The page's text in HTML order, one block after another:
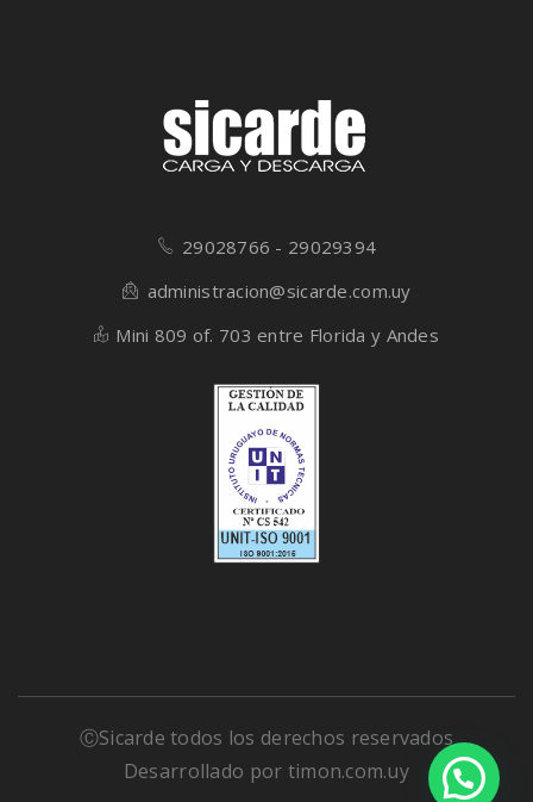
29028766 - 29029394
administracion@sicarde.com.uy
Mini 809 of. 703 entre Florida y Andes
ⒸSicarde todos los derechos reservados
Desarrollado por timon.com.uy